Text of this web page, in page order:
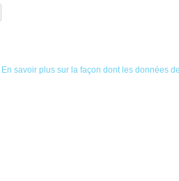
En savoir plus sur la façon dont les données